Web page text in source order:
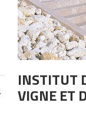
INSTITUT
VIGNE ET